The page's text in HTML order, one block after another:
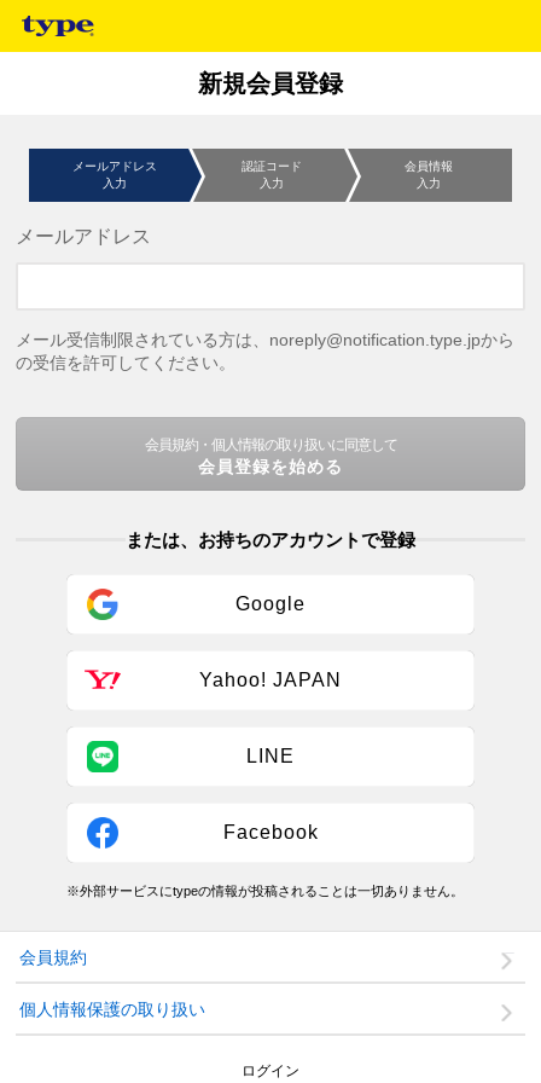
新規会員登録
メールアドレス
入力
認証コード
入力
会員情報
入力
メールアドレス
メール受信制限されている方は、noreply@notification.type.jpから
の受信を許可してください。
会員規約・個人情報の取り扱いに同意して
会員登録を始める
または、お持ちのアカウントで登録
Google
Yahoo! JAPAN
LINE
Facebook
※外部サービスにtypeの情報が投稿されることは一切ありません。
会員規約
個人情報保護の取り扱い
ログイン